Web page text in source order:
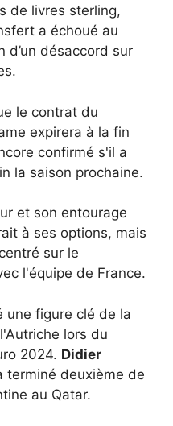
de livres sterling,
a échoué au
d’un désaccord sur
le contrat du
expirera à la fin
confirmé s'il a
la saison prochaine.
et son entourage
à ses options, mais
sur le
l'équipe de France.
une figure clé de la
lors du
2024. Didier
terminé deuxième de
au Qatar.